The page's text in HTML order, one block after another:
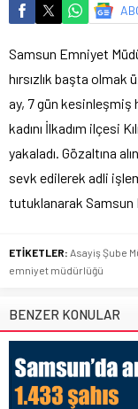
Samsun Emniyet
hırsızlık başta olmak
ay, 7 gün kesinleşmiş
kadını İlkadım ilçesi
yakaladı. Gözaltına
sevk edilerek adli
tutuklanarak Samsun
ETİKETLER: Asayiş Şube
emniyet müdürlüğü
BENZER KONULAR